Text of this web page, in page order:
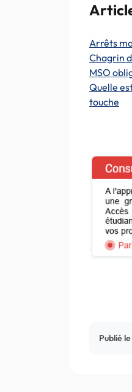
Arrêts
Chagrin
MSO
Quelle
touche
Publié le